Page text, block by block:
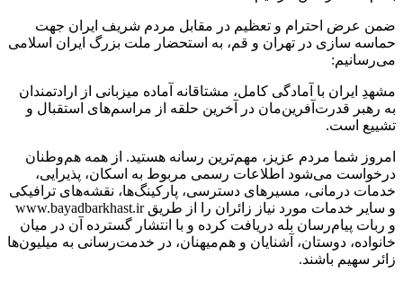
ضمن عرض احترام و تعظیم در مقابل مردم شریف ایران جهت
حماسه سازی در تهران و قم، به استحضار ملت بزرگ ایران اسلامی
می‌رسانیم:
مشهدِ ایران با آمادگی کامل، مشتاقانه آماده میزبانی از ارادتمندان
به رهبر قدرت‌آفرین‌مان در آخرین حلقه از مراسم‌های استقبال و
تشییع است.
امروز شما مردم عزیز، مهم‌ترین رسانه هستید. از همه هم‌وطنان
درخواست می‌شود اطلاعات رسمی مربوط به اسکان، پذیرایی،
خدمات درمانی، مسیرهای دسترسی، پارکینگ‌ها، نقشه‌های ترافیکی
و سایر خدمات مورد نیاز زائران را از طریق www.bayadbarkhast.ir
و ربات پیام‌رسان بله دریافت کرده و با انتشار گسترده آن در میان
خانواده، دوستان، آشنایان و هم‌میهنان، در خدمت‌رسانی به میلیون‌ها
زائر سهیم باشند.